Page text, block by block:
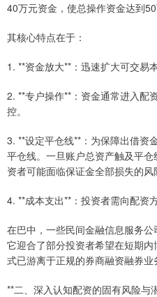
40万元资金，使总操作资金达到50
其核心特点在于：
1. **资金放大**：迅速扩大可交易
2. **专户操作**：资金通常进入配
控。
3. **设定平仓线**：为保障出借资
平仓线。一旦账户总资产触及平
资者可能面临保证金全部损失的风
4. **成本支出**：投资者需向配资
在巴中，一些民间金融信息服务公
它迎合了部分投资者希望在短期
式已游离于正规的券商融资融券业
**二、深入认知配资的固有风险与